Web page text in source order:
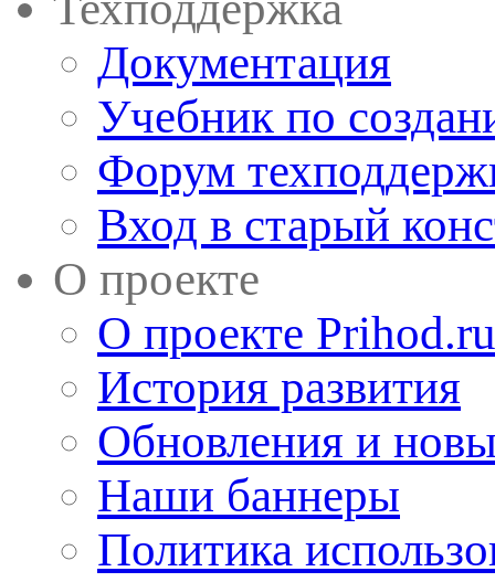
Документация
Учебник по
Форум
Вход в старый
О проекте
О проекте Prihod.ru
История развития
Обновления и
Наши баннеры
Политика